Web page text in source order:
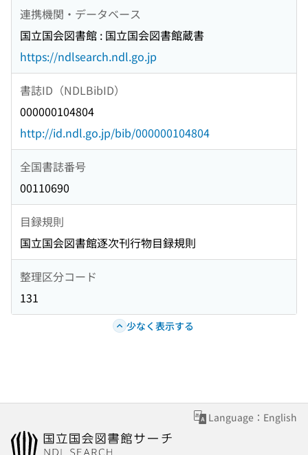
連携機関・データベース
国立国会図書館 : 国立国会図書館蔵書
https://ndlsearch.ndl.go.jp
書誌ID（NDLBibID）
000000104804
http://id.ndl.go.jp/bib/000000104804
全国書誌番号
00110690
目録規則
国立国会図書館逐次刊行物目録規則
整理区分コード
131
少なく表示する
Language：English